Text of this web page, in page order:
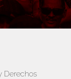
Derechos